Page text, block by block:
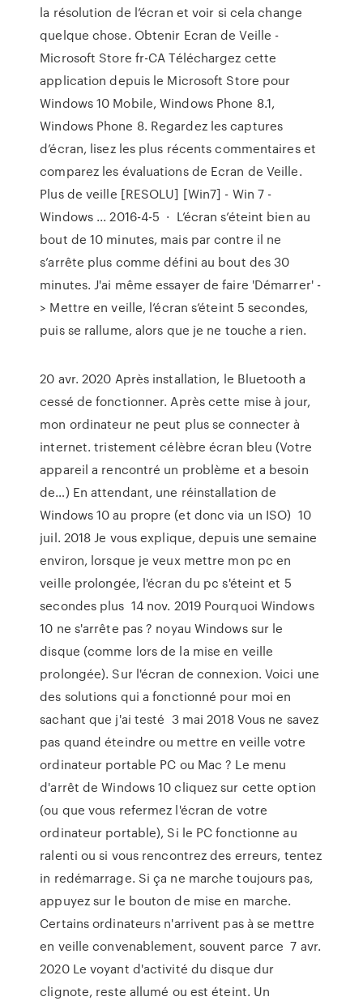
la résolution de l’écran et voir si cela change
quelque chose. Obtenir Ecran de Veille -
Microsoft Store fr-CA Téléchargez cette
application depuis le Microsoft Store pour
Windows 10 Mobile, Windows Phone 8.1,
Windows Phone 8. Regardez les captures
d’écran, lisez les plus récents commentaires et
comparez les évaluations de Ecran de Veille.
Plus de veille [RESOLU] [Win7] - Win 7 -
Windows ... 2016-4-5 · L’écran s’éteint bien au
bout de 10 minutes, mais par contre il ne
s’arrête plus comme défini au bout des 30
minutes. J'ai même essayer de faire 'Démarrer' -
> Mettre en veille, l’écran s’éteint 5 secondes,
puis se rallume, alors que je ne touche a rien.
20 avr. 2020 Après installation, le Bluetooth a
cessé de fonctionner. Après cette mise à jour,
mon ordinateur ne peut plus se connecter à
internet. tristement célèbre écran bleu (Votre
appareil a rencontré un problème et a besoin
de…) En attendant, une réinstallation de
Windows 10 au propre (et donc via un ISO) 10
juil. 2018 Je vous explique, depuis une semaine
environ, lorsque je veux mettre mon pc en
veille prolongée, l'écran du pc s'éteint et 5
secondes plus 14 nov. 2019 Pourquoi Windows
10 ne s'arrête pas ? noyau Windows sur le
disque (comme lors de la mise en veille
prolongée). Sur l'écran de connexion. Voici une
des solutions qui a fonctionné pour moi en
sachant que j'ai testé 3 mai 2018 Vous ne savez
pas quand éteindre ou mettre en veille votre
ordinateur portable PC ou Mac ? Le menu
d'arrêt de Windows 10 cliquez sur cette option
(ou que vous refermez l'écran de votre
ordinateur portable), Si le PC fonctionne au
ralenti ou si vous rencontrez des erreurs, tentez
in redémarrage. Si ça ne marche toujours pas,
appuyez sur le bouton de mise en marche.
Certains ordinateurs n'arrivent pas à se mettre
en veille convenablement, souvent parce 7 avr.
2020 Le voyant d'activité du disque dur
clignote, reste allumé ou est éteint. Un